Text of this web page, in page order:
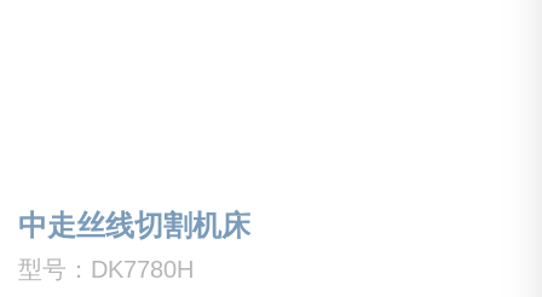
中走丝线切割机床
型号：DK7780H